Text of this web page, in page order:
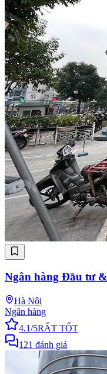
Ngân hàng Đầu tư
Hà Nội
Ngân hàng
4.1/5RẤT TỐT
121 đánh giá